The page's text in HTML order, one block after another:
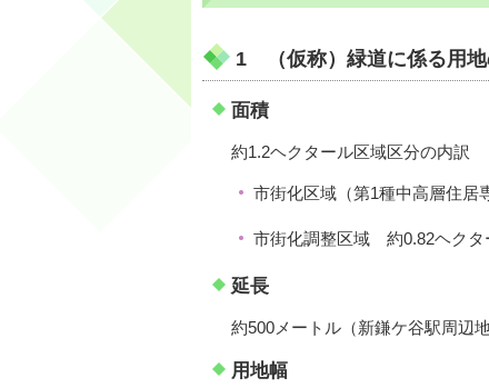
1 （仮称）緑道に係る用地
面積
約1.2ヘクタール区域区分の内訳
市街化区域（第1種中高層住
市街化調整区域 約0.82ヘクタ
延長
約500メートル（新鎌ケ谷駅周辺
用地幅